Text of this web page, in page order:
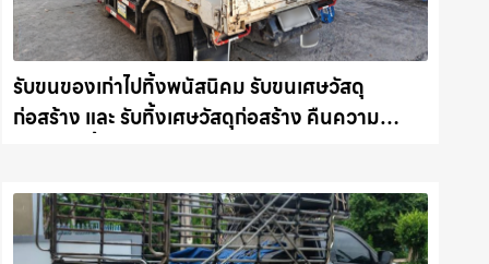
รับขนของเก่าไปทิ้งพนัสนิคม รับขนเศษวัสดุ
ก่อสร้าง และ รับทิ้งเศษวัสดุก่อสร้าง คืนความ